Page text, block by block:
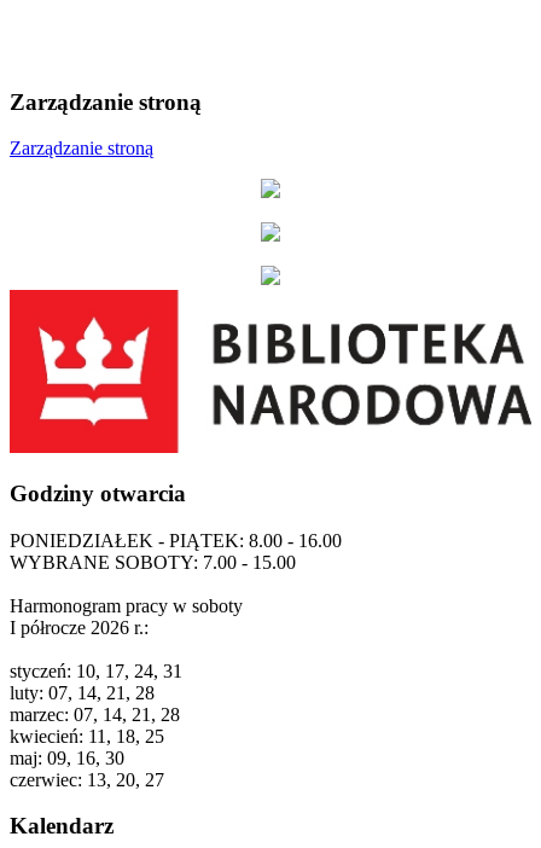
Zarządzanie stroną
Zarządzanie stroną
Godziny otwarcia
PONIEDZIAŁEK - PIĄTEK: 8.00 - 16.00
WYBRANE SOBOTY: 7.00 - 15.00
Harmonogram pracy w soboty
I półrocze 2026 r.:
styczeń: 10, 17, 24, 31
luty: 07, 14, 21, 28
marzec: 07, 14, 21, 28
kwiecień: 11, 18, 25
maj: 09, 16, 30
czerwiec: 13, 20, 27
Kalendarz